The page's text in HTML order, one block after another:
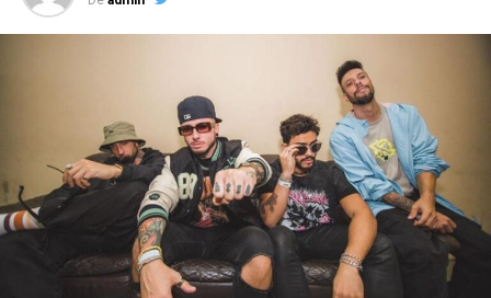
Jovem MK lança “Esse Din Aqui” com BTrem
Cantor Lucas Matos confirma shows no Carnaval de
Salvador
https://onerpm.link/aminhaoracao